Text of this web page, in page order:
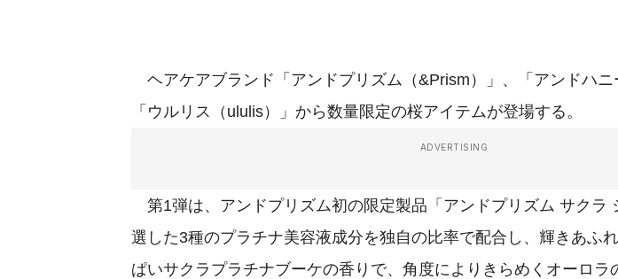
ヘアケアブランド「アンドプリズム（&Prism）」、「アンドハニ
「ウルリス（ululis）」から数量限定の桜アイテムが登場する。
ADVERTISING
第1弾は、アンドプリズム初の限定製品「アンドプリズム サクラ
選した3種のプラチナ美容液成分を独自の比率で配合し、輝きあふ
ぱいサクラプラチナブーケの香りで、角度によりきらめくオーロラ